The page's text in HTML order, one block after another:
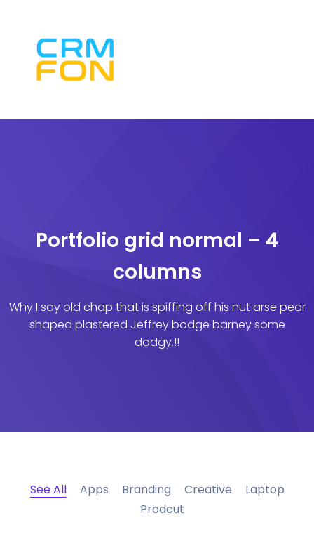
Portfolio grid normal – 4
columns
Why I say old chap that is spiffing off his nut arse pear
shaped plastered Jeffrey bodge barney some
dodgy.!!
See All Apps Branding Creative
Laptop
Prodcut